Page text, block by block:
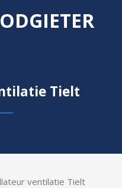
Tielt
ventilatie Tielt